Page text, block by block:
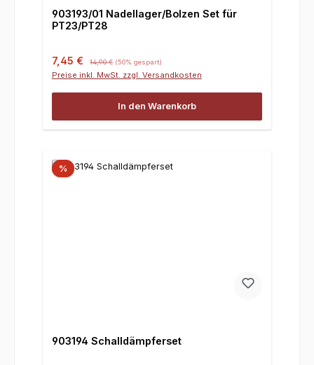
903193/01 Nadellager/Bolzen Set für
PT23/PT28
Verkaufspreis:
7,45 € 14,90 € (50% gespart)
Preise inkl. MwSt. zzgl. Versandkosten
In den Warenkorb
%
903194 Schalldämpferset